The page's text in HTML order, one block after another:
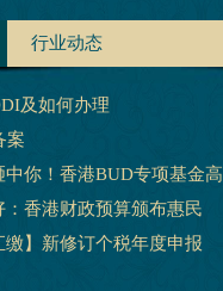
行业动态
及如何办理
案
中你！香港BUD专项基金高
：香港财政预算颁布惠民
缴】新修订个税年度申报